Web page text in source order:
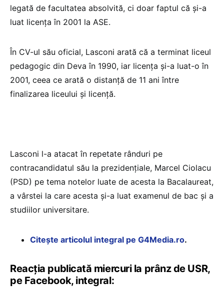
legată de facultatea absolvită, ci doar faptul că și-a
luat licența în 2001 la ASE.
În CV-ul său oficial, Lasconi arată că a terminat liceul
pedagogic din Deva în 1990, iar licența și-a luat-o în
2001, ceea ce arată o distanță de 11 ani între
finalizarea liceului și licență.
Lasconi l-a atacat în repetate rânduri pe
contracandidatul său la prezidențiale, Marcel Ciolacu
(PSD) pe tema notelor luate de acesta la Bacalaureat,
a vârstei la care acesta și-a luat examenul de bac și a
studiilor universitare.
Citește articolul integral pe G4Media.ro.
Reacția publicată miercuri la prânz de USR,
pe Facebook, integral: